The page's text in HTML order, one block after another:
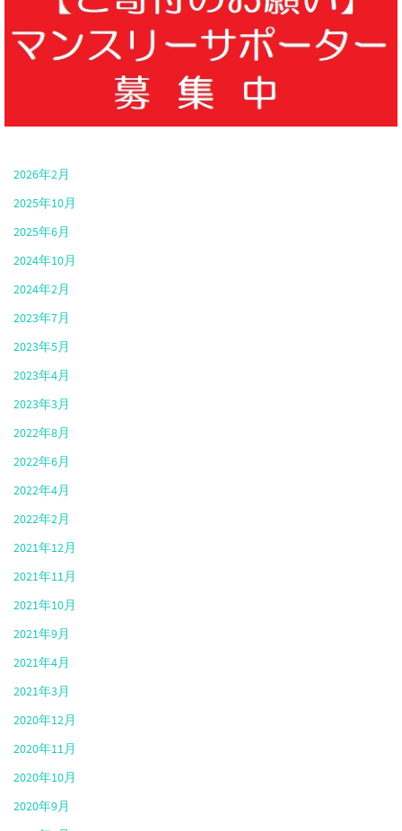
2026年2月
2025年10月
2025年6月
2024年10月
2024年2月
2023年7月
2023年5月
2023年4月
2023年3月
2022年8月
2022年6月
2022年4月
2022年2月
2021年12月
2021年11月
2021年10月
2021年9月
2021年4月
2021年3月
2020年12月
2020年11月
2020年10月
2020年9月